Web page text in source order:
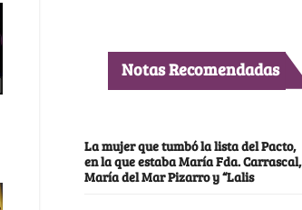
Notas Recomendadas
La mujer que tumbó la lista del Pacto,
en la que estaba María Fda. Carrascal,
María del Mar Pizarro y “Lalis